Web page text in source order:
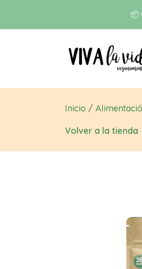
📦
Inicio /
Volver a la tienda